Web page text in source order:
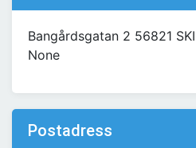
Bangårdsgatan 2 56821
None
Postadress